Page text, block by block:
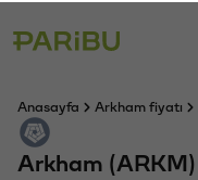
Anasayfa Arkham fiyatı
Arkham